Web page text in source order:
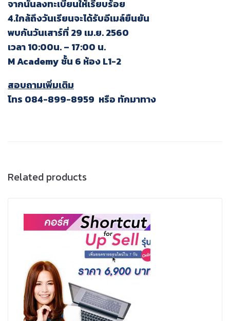
จากนั้นลงทะเบียนให้เรียบร้อย
4.ใกล้ถึงวันเรียนจะได้รับอีเมล์ยืนยัน
พบกันวันเสาร์ที่ 29 เม.ย. 2560
เวลา 10:00น. – 17:00 น.
M Academy ชั้น 6 ห้อง L1-2
สอบถามเพิ่มเติม
โทร 084-899-8959 หรือ ทักมาทาง
Related products